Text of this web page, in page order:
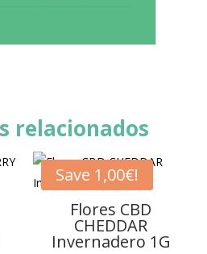
relacionados
Save 1,00€!
Flores CBD
CHEDDAR
Invernadero 1G